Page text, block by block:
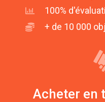
100%
+ de 10 000
Acheter en